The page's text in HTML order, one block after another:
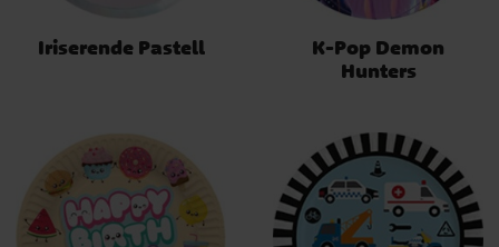
Iriserende Pastell
K-Pop Demon
Hunters